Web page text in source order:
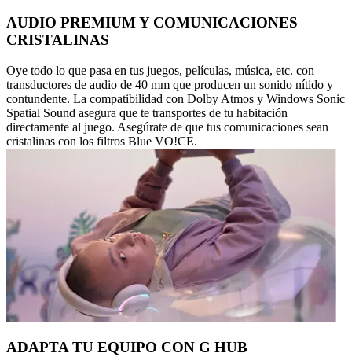
AUDIO PREMIUM Y COMUNICACIONES
CRISTALINAS
Oye todo lo que pasa en tus juegos, películas, música, etc. con
transductores de audio de 40 mm que producen un sonido nítido y
contundente. La compatibilidad con Dolby Atmos y Windows Sonic
Spatial Sound asegura que te transportes de tu habitación
directamente al juego. Asegúrate de que tus comunicaciones sean
cristalinas con los filtros Blue VO!CE.
ADAPTA TU EQUIPO CON G HUB